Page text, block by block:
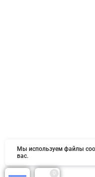
0
Мы используем файлы
вас.